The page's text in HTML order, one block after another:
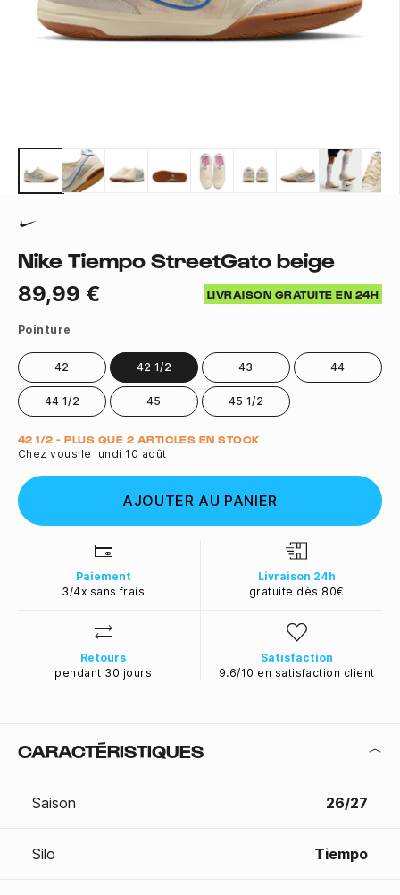
Nike Tiempo StreetGato beige
89,99 € LIVRAISON GRATUITE EN 24H
Pointure
42 42 1/2 43 44
44 1/2 45 45 1/2
Quantité
42 1/2 - PLUS QUE 2 ARTICLES EN STOCK
Chez vous le lundi 10 août
AJOUTER AU PANIER
Paiement
3/4x sans frais
Livraison 24h
gratuite dès 80€
Retours
pendant 30 jours
Satisfaction
9.6/10 en satisfaction client
CARACTÉRISTIQUES
Saison 26/27
Silo Tiempo